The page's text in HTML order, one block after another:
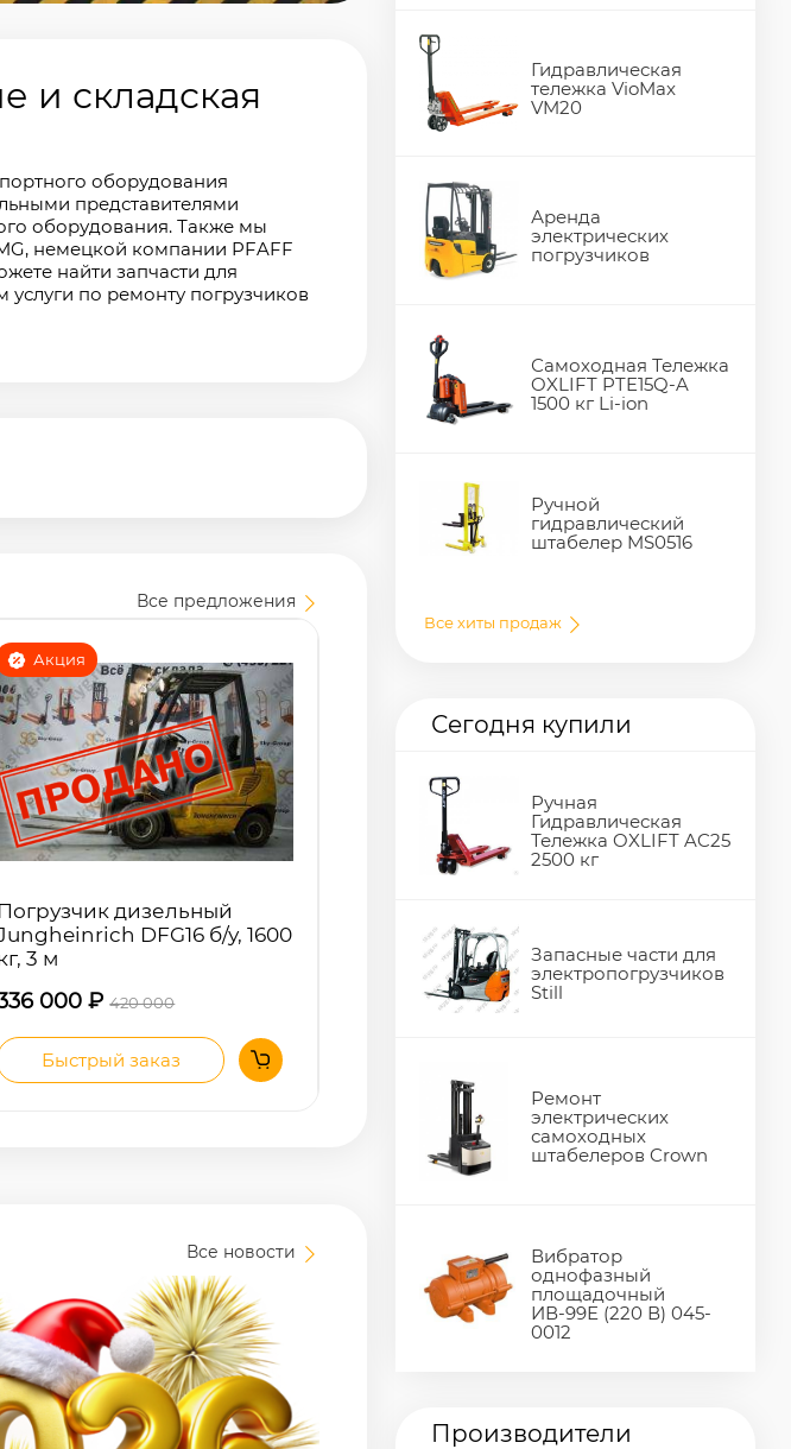
и складская
оборудования
представителями
оборудования. Также мы
немецкой компании PFAFF
найти запчасти для
по ремонту погрузчиков
Все предложения
Акция
Погрузчик дизельный
DFG16 б/у, 1600
3 м
000₽ 420 000
Быстрый заказ
Все новости
Гидравлическая
тележка VioMax
VM20
Аренда
электрических
погрузчиков
Самоходная Тележка
OXLIFT PTE15Q-A
1500 кг Li-ion
Ручной
гидравлический
штабелер MS0516
Все хиты продаж
Сегодня купили
Ручная
Гидравлическая
Тележка OXLIFT AC25
2500 кг
Запасные части для
электропогрузчиков
Still
Ремонт
электрических
самоходных
штабелеров Crown
Вибратор
однофазный
площадочный
ИВ-99Е (220 В) 045-
0012
Производители